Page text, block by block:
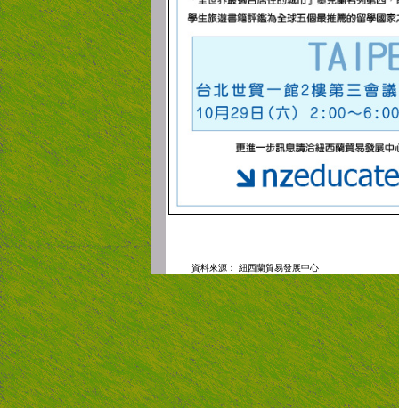
資料來源： 紐西蘭貿易發展中心